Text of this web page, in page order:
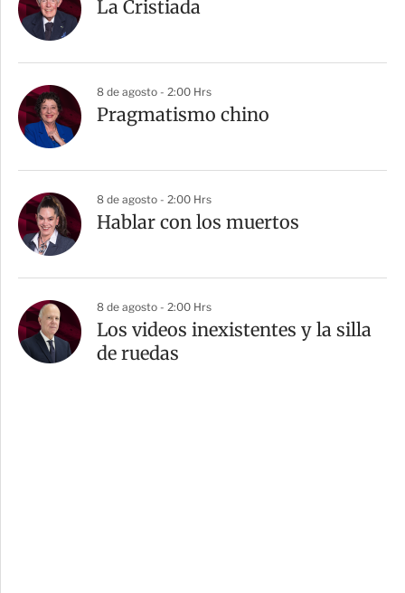
La Cristiada
8 de agosto - 2:00 Hrs
Pragmatismo chino
8 de agosto - 2:00 Hrs
Hablar con los muertos
8 de agosto - 2:00 Hrs
Los videos inexistentes y la silla
de ruedas